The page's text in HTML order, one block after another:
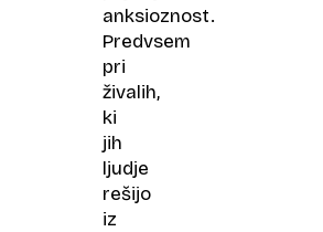
anksioznost.
Predvsem
pri
živalih,
ki
jih
ljudje
rešijo
iz